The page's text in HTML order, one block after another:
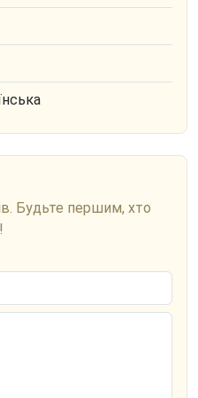
Будьте першим, хто